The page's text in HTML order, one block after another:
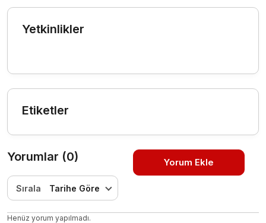
Yetkinlikler
Etiketler
Yorumlar (0) Yorum Ekle
Sırala Tarihe Göre
Henüz yorum yapılmadı.